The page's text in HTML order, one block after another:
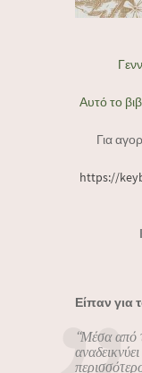
Αυτό το
Για
https://
Είπαν για
“Μέσα από